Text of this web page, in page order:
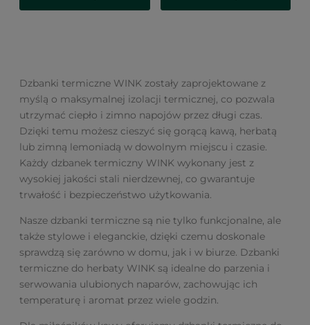
Dzbanki termiczne WINK zostały zaprojektowane z
myślą o maksymalnej izolacji termicznej, co pozwala
utrzymać ciepło i zimno napojów przez długi czas.
Dzięki temu możesz cieszyć się gorącą kawą, herbatą
lub zimną lemoniadą w dowolnym miejscu i czasie.
Każdy dzbanek termiczny WINK wykonany jest z
wysokiej jakości stali nierdzewnej, co gwarantuje
trwałość i bezpieczeństwo użytkowania.
Nasze dzbanki termiczne są nie tylko funkcjonalne, ale
także stylowe i eleganckie, dzięki czemu doskonale
sprawdzą się zarówno w domu, jak i w biurze. Dzbanki
termiczne do herbaty WINK są idealne do parzenia i
serwowania ulubionych naparów, zachowując ich
temperaturę i aromat przez wiele godzin.